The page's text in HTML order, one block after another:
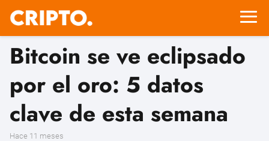
Bitcoin se ve eclipsado
por el oro: 5 datos
clave de esta semana
hace 11 meses